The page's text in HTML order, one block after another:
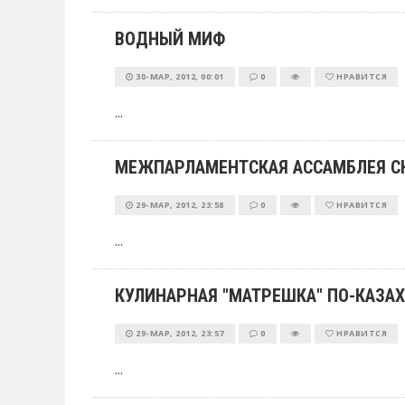
ВОДНЫЙ МИФ
30-МАР, 2012, 00:01 0 НРАВИТСЯ
...
МЕЖПАРЛАМЕНТСКАЯ АССАМБЛЕЯ
29-МАР, 2012, 23:58 0 НРАВИТСЯ
...
КУЛИНАРНАЯ "МАТРЕШКА" ПО-
29-МАР, 2012, 23:57 0 НРАВИТСЯ
...